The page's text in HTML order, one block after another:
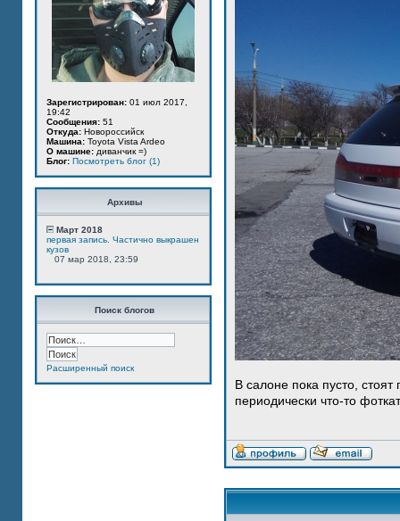
Зарегистрирован: 01 июл 2017,
19:42
Сообщения: 51
Откуда: Новороссийск
Машина: Toyota Vista Ardeo
О машине: диванчик =)
Блог: Посмотреть блог (1)
Архивы
Март 2018
первая запись. Частично выкрашен
кузов
07 мар 2018, 23:59
Поиск блогов
Расширенный поиск
В салоне пока пусто,
периодически что-то